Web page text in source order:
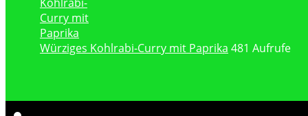
Würziges Kohlrabi-Curry mit Paprika 481 Aufrufe